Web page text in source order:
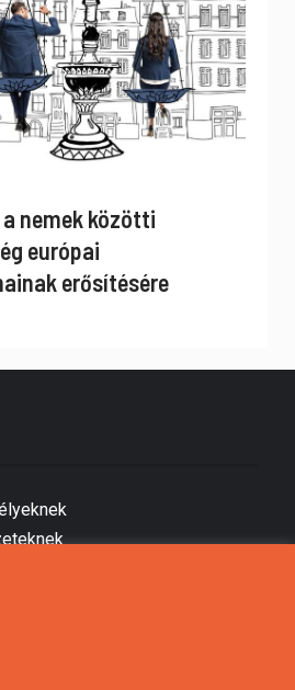
nemek közötti
európai
erősítésére